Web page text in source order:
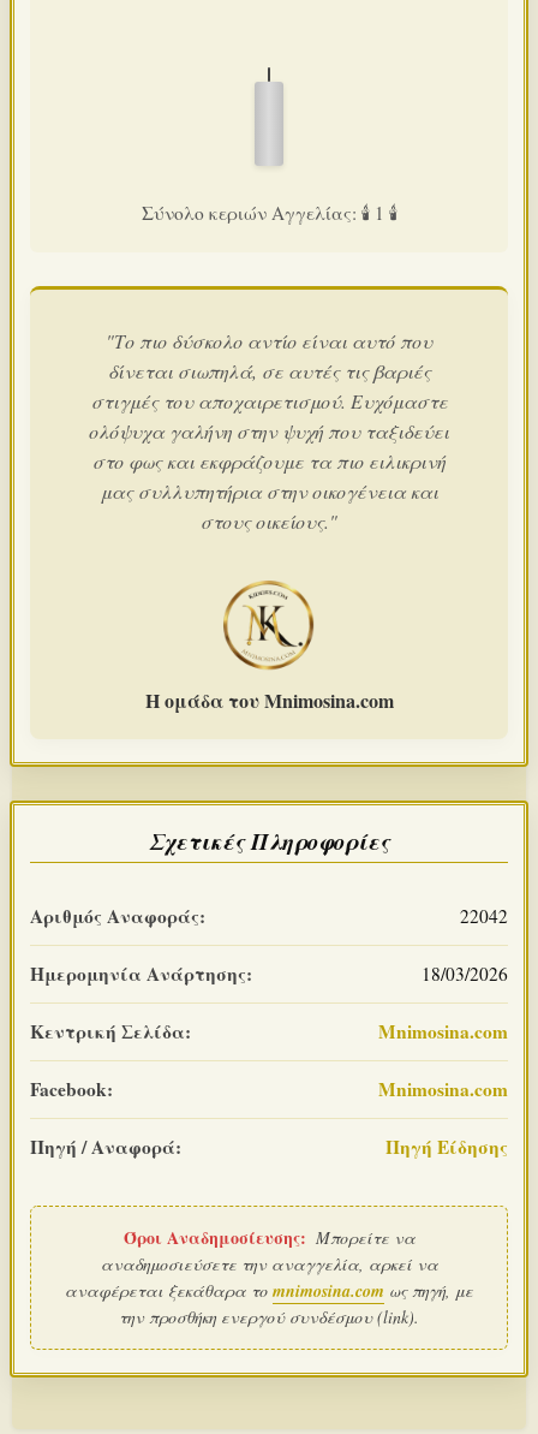
Σύνολο κεριών Αγγελίας: 🕯️ 1 🕯️
"Το πιο δύσκολο αντίο είναι αυτό που
δίνεται σιωπηλά, σε αυτές τις βαριές
στιγμές του αποχαιρετισμού. Ευχόμαστε
ολόψυχα γαλήνη στην ψυχή που ταξιδεύει
στο φως και εκφράζουμε τα πιο ειλικρινή
μας συλλυπητήρια στην οικογένεια και
στους οικείους."
Η ομάδα του Mnimosina.com
Σχετικές Πληροφορίες
Αριθμός Αναφοράς: 22042
Ημερομηνία Ανάρτησης: 18/03/2026
Κεντρική Σελίδα: Mnimosina.com
Facebook: Mnimosina.com
Πηγή / Αναφορά: Πηγή Είδησης
Όροι Αναδημοσίευσης: Μπορείτε να
αναδημοσιεύσετε την αναγγελία, αρκεί να
αναφέρεται ξεκάθαρα το mnimosina.com ως πηγή, με
την προσθήκη ενεργού συνδέσμου (link).